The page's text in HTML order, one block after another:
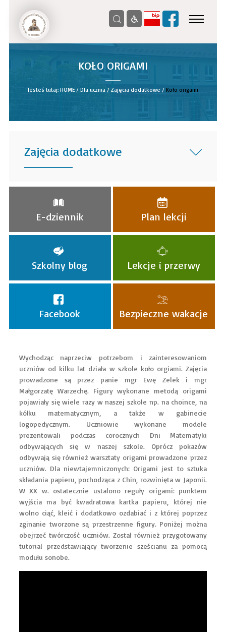
KOŁO ORIGAMI
__
Jesteś tutaj: HOME/ Dla ucznia/ Zajęcia dodatkowe / Koło origami
Zajęcia dodatkowe
______
E-dziennik Plan lekcji
Szkolny blog Lekcje i przerwy
Facebook Bezpieczne wakacje
Wychodząc naprzeciw potrzebom i zainteresowaniom
uczniów od kilku lat działa w szkole koło orgiami. Zajęcia
prowadzone są przez panie mgr Ewę Zelek i mgr
Małgorzatę Warzechę. Figury wykonane metodą origami
pojawiały się wiele razy w naszej szkole np. na choince, na
kółku matematycznym, a także w gabinecie
logopedycznym. Uczniowie wykonane modele
prezentowali podczas corocznych Dni Matematyki
odbywających się w naszej szkole. Oprócz pokazów
odbywają się również warsztaty origami prowadzone przez
uczniów. Dla niewtajemniczonych: Origami jest to sztuka
składania papieru, pochodząca z Chin, rozwinięta w Japonii.
W XX w. ostatecznie ustalono reguły origami: punktem
wyjścia ma być kwadratowa kartka papieru, której nie
wolno ciąć, kleić i dodatkowo ozdabiać i z której poprzez
zginanie tworzone są przestrzenne figury. Poniżej można
obejrzeć twórczość uczniów. Został również przygotowany
tutorial przedstawiający tworzenie sześcianu za pomocą
modułu sonobe.